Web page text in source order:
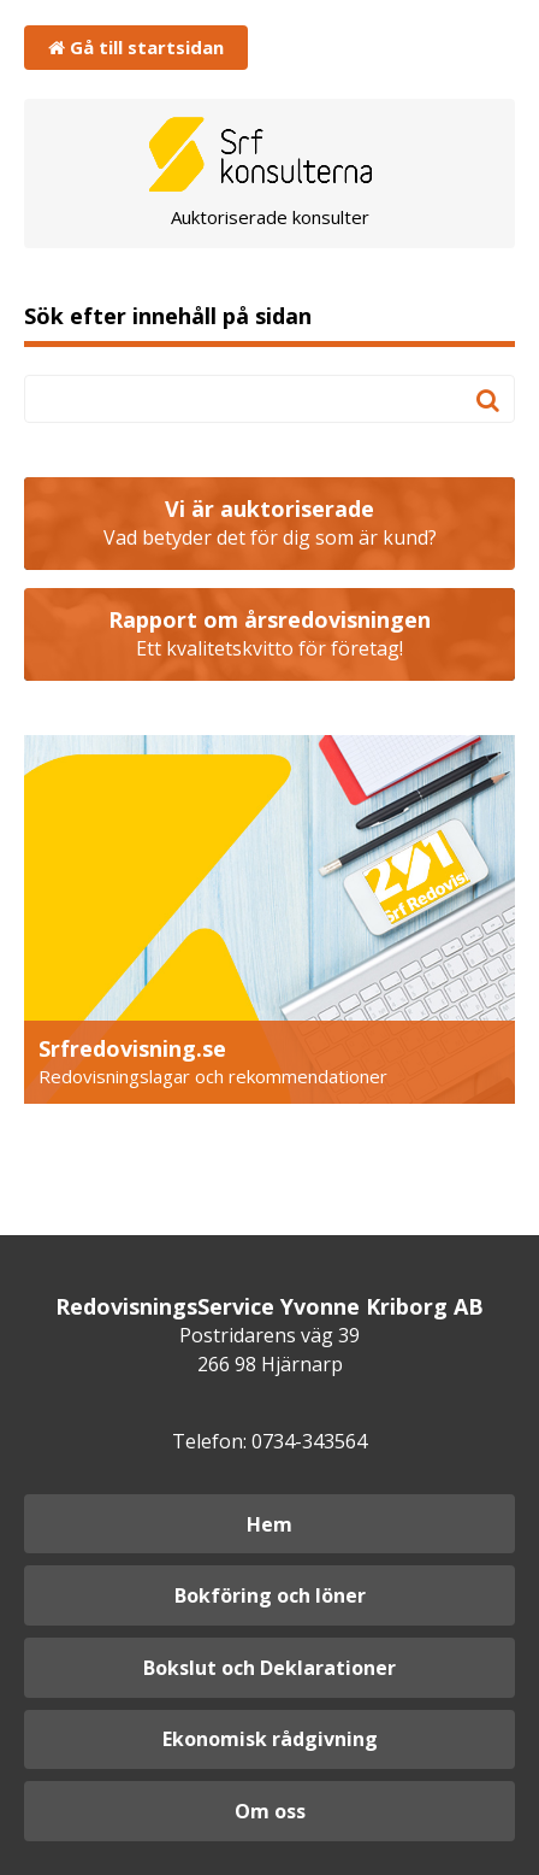
Gå till startsidan
Auktoriserade konsulter
Sök efter innehåll på sidan
Vi är auktoriserade
Vad betyder det för dig som är kund?
Rapport om årsredovisningen
Ett kvalitetskvitto för företag!
Srfredovisning.se
Redovisningslagar och rekommendationer
RedovisningsService Yvonne Kriborg AB
Postridarens väg 39
266 98 Hjärnarp
Telefon: 0734-343564
Hem
Bokföring och löner
Bokslut och Deklarationer
Ekonomisk rådgivning
Om oss